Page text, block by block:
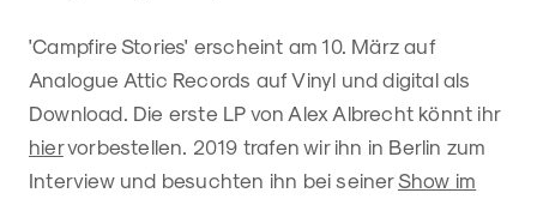
'Campfire Stories' erscheint am 10. März auf
Analogue Attic Records auf Vinyl und digital als
Download. Die erste LP von Alex Albrecht könnt ihr
hiervorbestellen. 2019 trafen wir ihn in Berlin zum
Interview und besuchten ihn bei seinerShow im